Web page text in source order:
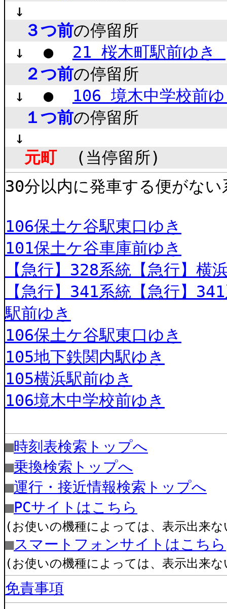
↓
３つ前の停留所
↓ ● 21 桜木町駅前ゆき
２つ前の停留所
↓ ● 106 境木中学校前
１つ前の停留所
↓
元町(当停留所)
30分以内に発車する便がない
106保土ケ谷駅東口ゆき
101保土ケ谷車庫前ゆき
【急行】328系統【急行】横
【急行】341系統【急行】
駅前ゆき
106保土ケ谷駅東口ゆき
105地下鉄関内駅ゆき
105横浜駅前ゆき
106境木中学校前ゆき
■時刻表検索トップへ
■乗換検索トップへ
■運行・接近情報検索トップへ
■PCサイトはこちら
(お使いの機種によっては、表示出来
■スマートフォンサイトはこちら
(お使いの機種によっては、表示出来
免責事項